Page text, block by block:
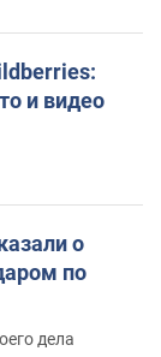
и видео
о
по
дела